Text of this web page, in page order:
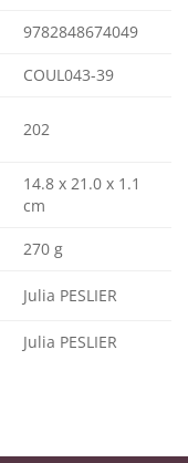
9782848674049
COUL043-39
202
14.8 x 21.0 x 1.1
cm
270 g
Julia PESLIER
Julia PESLIER